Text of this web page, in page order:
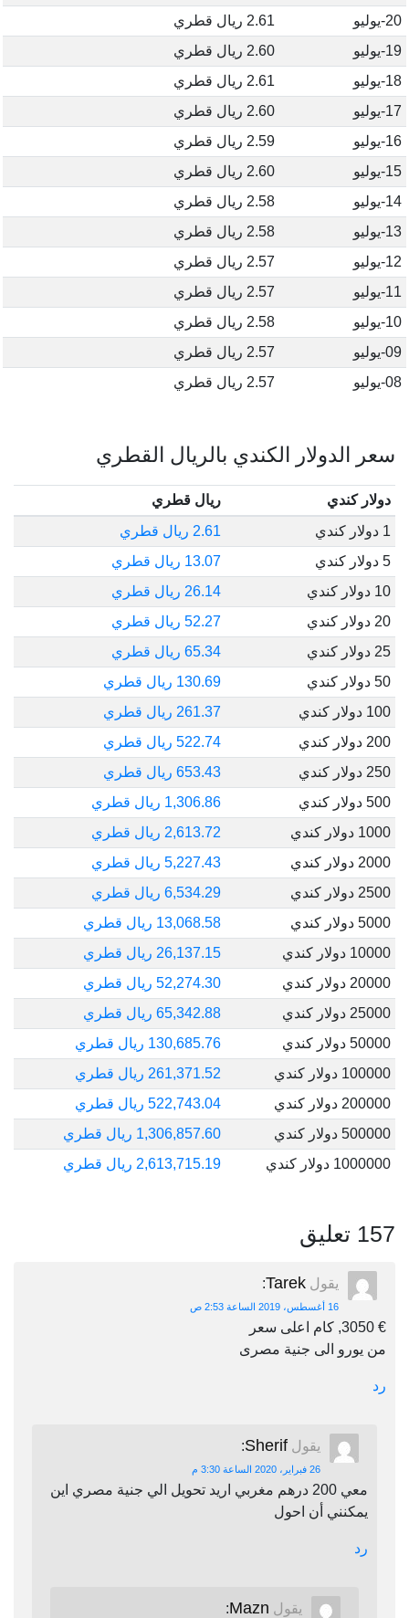
20-يوليو
2.61 ريال قطري
19-يوليو
2.60 ريال قطري
18-يوليو
2.61 ريال قطري
17-يوليو
2.60 ريال قطري
16-يوليو
2.59 ريال قطري
15-يوليو
2.60 ريال قطري
14-يوليو
2.58 ريال قطري
13-يوليو
2.58 ريال قطري
12-يوليو
2.57 ريال قطري
11-يوليو
2.57 ريال قطري
10-يوليو
2.58 ريال قطري
09-يوليو
2.57 ريال قطري
08-يوليو
2.57 ريال قطري
سعر الدولار الكندي بالريال القطري
دولار كندي
ريال قطري
1 دولار كندي
2.61 ريال قطري
5 دولار كندي
13.07 ريال قطري
10 دولار كندي
26.14 ريال قطري
20 دولار كندي
52.27 ريال قطري
25 دولار كندي
65.34 ريال قطري
50 دولار كندي
130.69 ريال قطري
100 دولار كندي
261.37 ريال قطري
200 دولار كندي
522.74 ريال قطري
250 دولار كندي
653.43 ريال قطري
500 دولار كندي
1,306.86 ريال قطري
1000 دولار كندي
2,613.72 ريال قطري
2000 دولار كندي
5,227.43 ريال قطري
2500 دولار كندي
6,534.29 ريال قطري
5000 دولار كندي
13,068.58 ريال قطري
10000 دولار كندي
26,137.15 ريال قطري
20000 دولار كندي
52,274.30 ريال قطري
25000 دولار كندي
65,342.88 ريال قطري
50000 دولار كندي
130,685.76 ريال قطري
100000 دولار كندي
261,371.52 ريال قطري
200000 دولار كندي
522,743.04 ريال قطري
500000 دولار كندي
1,306,857.60 ريال قطري
1000000 دولار كندي
2,613,715.19 ريال قطري
157 تعليق
يقول Tarek
:
16 أغسطس، 2019 الساعة 2:53 ص
€ 3050, كام اعلى سعر
من يورو الى جنية مصرى
رد
يقول Sherif
:
26 فبراير، 2020 الساعة 3:30 م
معي 200 درهم مغربي اريد تحويل الي جنية مصري اين
يمكنني أن احول
رد
يقول Mazn
: